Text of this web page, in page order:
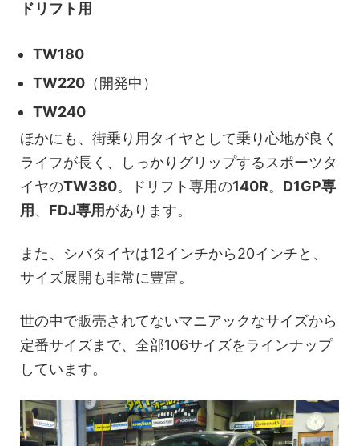
ドリフト用
TW180
TW220 （開発中）
TW240
ほかにも、街乗り用タイヤとして乗り心地が良く
ライフが長く、しっかりグリップするスポーツタ
イヤのTW380。ドリフト専用の140R。 D1GP専
用、 FDJ専用があります。
また、シバタイヤは12インチから20インチと、
サイズ展開も非常に豊富。
世の中で販売されてないマニアックなサイズから
定番サイズまで、全部106サイズをラインナップ
しています。